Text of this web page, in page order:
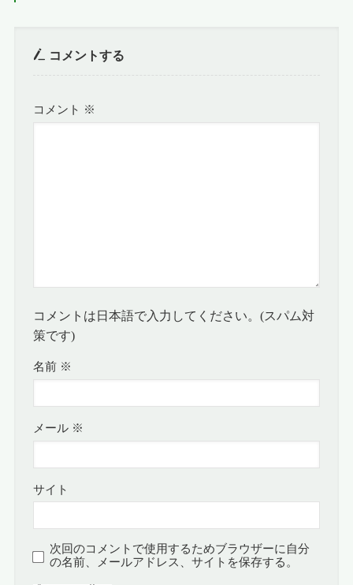
コメントする
コメント ※
コメントは日本語で入力してください。(スパム対
策です)
名前 ※
メール ※
サイト
次回のコメントで使用するためブラウザーに自分
の名前、メールアドレス、サイトを保存する。